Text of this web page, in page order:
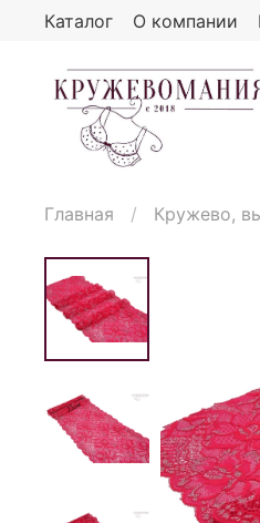
Каталог О компании
Главная Кружево,